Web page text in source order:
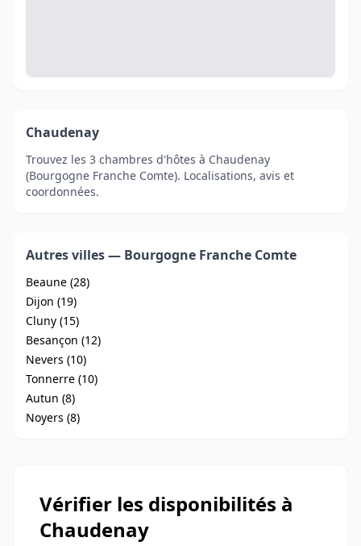
Chaudenay
Trouvez les 3 chambres d'hôtes à Chaudenay
(Bourgogne Franche Comte). Localisations, avis et
coordonnées.
Autres villes — Bourgogne Franche Comte
Beaune (28)
Dijon (19)
Cluny (15)
Besançon (12)
Nevers (10)
Tonnerre (10)
Autun (8)
Noyers (8)
Vérifier les disponibilités à
Chaudenay